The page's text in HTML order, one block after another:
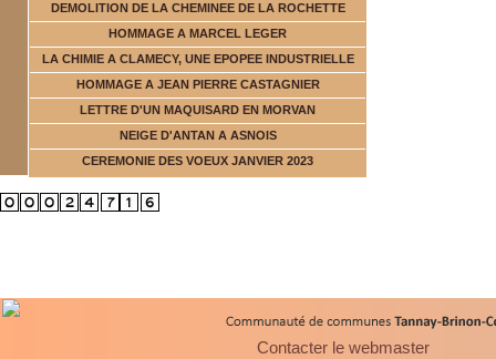
DEMOLITION DE LA CHEMINEE DE LA ROCHETTE
HOMMAGE A MARCEL LEGER
LA CHIMIE A CLAMECY, UNE EPOPEE INDUSTRIELLE
HOMMAGE A JEAN PIERRE CASTAGNIER
LETTRE D'UN MAQUISARD EN MORVAN
NEIGE D'ANTAN A ASNOIS
CEREMONIE DES VOEUX JANVIER 2023
Contacter le webmaster